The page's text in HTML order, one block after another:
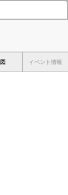
イベント情報